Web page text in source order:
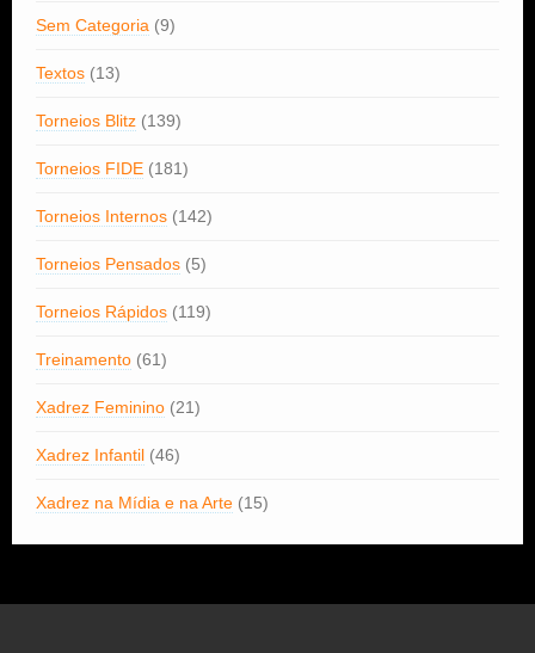
Sem Categoria (9)
Textos (13)
Torneios Blitz (139)
Torneios FIDE (181)
Torneios Internos (142)
Torneios Pensados (5)
Torneios Rápidos (119)
Treinamento (61)
Xadrez Feminino (21)
Xadrez Infantil (46)
Xadrez na Mídia e na Arte (15)